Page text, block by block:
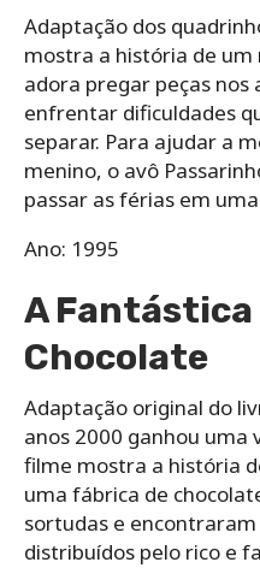
Adaptação dos
mostra a história de
adora pregar peças nos
enfrentar dificuldades
separar. Para ajudar a
menino, o avô
passar as férias em
Ano: 1995
A Fantástica
Chocolate
Adaptação original do
anos 2000 ganhou uma
filme mostra a história
uma fábrica de
sortudas e
distribuídos pelo rico e